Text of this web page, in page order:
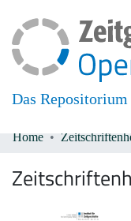
Das
All of DSpace
Home